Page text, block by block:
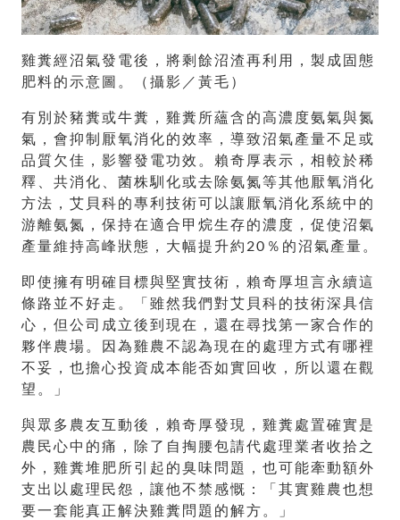
雞糞經沼氣發電後，將剩餘沼渣再利用，製成固態
肥料的示意圖。（攝影／黃毛）
有別於豬糞或牛糞，雞糞所蘊含的高濃度氨氣與氮
氣，會抑制厭氧消化的效率，導致沼氣產量不足或
品質欠佳，影響發電功效。賴奇厚表示，相較於稀
釋、共消化、菌株馴化或去除氨氮等其他厭氧消化
方法，艾貝科的專利技術可以讓厭氧消化系統中的
游離氨氮，保持在適合甲烷生存的濃度，促使沼氣
產量維持高峰狀態，大幅提升約20％的沼氣產量。
即使擁有明確目標與堅實技術，賴奇厚坦言永續這
條路並不好走。「雖然我們對艾貝科的技術深具信
心，但公司成立後到現在，還在尋找第一家合作的
夥伴農場。因為雞農不認為現在的處理方式有哪裡
不妥，也擔心投資成本能否如實回收，所以還在觀
望。」
與眾多農友互動後，賴奇厚發現，雞糞處置確實是
農民心中的痛，除了自掏腰包請代處理業者收拾之
外，雞糞堆肥所引起的臭味問題，也可能牽動額外
支出以處理民怨，讓他不禁感慨：「其實雞農也想
要一套能真正解決雞糞問題的解方。」